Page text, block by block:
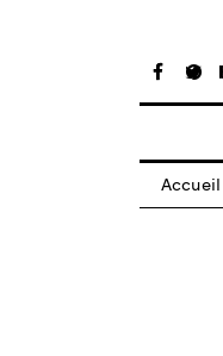
Accueil